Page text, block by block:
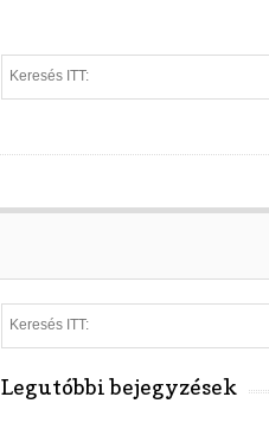
Legutóbbi bejegyzések